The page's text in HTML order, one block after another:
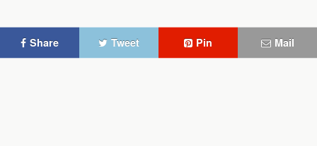
Share Tweet Pin Mail